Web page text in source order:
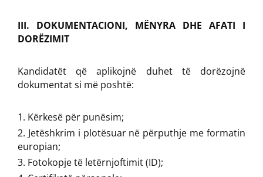
III. DOKUMENTACIONI, MËNYRA DHE AFATI I
DORËZIMIT
Kandidatët që aplikojnë duhet të dorëzojnë
dokumentat si më poshtë:
Kërkesë për punësim;
Jetëshkrim i plotësuar në përputhje me formatin
europian;
Fotokopje të letërnjoftimit (ID);